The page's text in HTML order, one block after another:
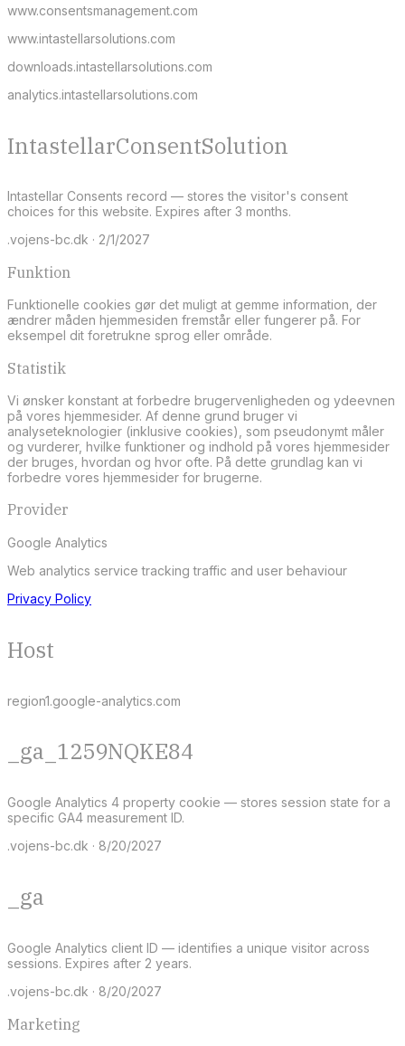
www.consentsmanagement.com
www.intastellarsolutions.com
downloads.intastellarsolutions.com
analytics.intastellarsolutions.com
IntastellarConsentSolution
Intastellar Consents record — stores the visitor's consent
choices for this website. Expires after 3 months.
.vojens-bc.dk · 2/1/2027
Funktion
Funktionelle cookies gør det muligt at gemme information, der
ændrer måden hjemmesiden fremstår eller fungerer på. For
eksempel dit foretrukne sprog eller område.
Statistik
Vi ønsker konstant at forbedre brugervenligheden og ydeevnen
på vores hjemmesider. Af denne grund bruger vi
analyseteknologier (inklusive cookies), som pseudonymt måler
og vurderer, hvilke funktioner og indhold på vores hjemmesider
der bruges, hvordan og hvor ofte. På dette grundlag kan vi
forbedre vores hjemmesider for brugerne.
Provider
Google Analytics
Web analytics service tracking traffic and user behaviour
Privacy Policy
Host
region1.google-analytics.com
_ga_1259NQKE84
Google Analytics 4 property cookie — stores session state for a
specific GA4 measurement ID.
.vojens-bc.dk · 8/20/2027
_ga
Google Analytics client ID — identifies a unique visitor across
sessions. Expires after 2 years.
.vojens-bc.dk · 8/20/2027
Marketing